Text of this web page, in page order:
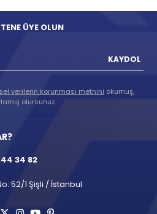
ÜYE OLUN
KAYDOL
verilerin korunması metnini okumuş,
olursunuz.
34 82
52/1 Şişli / İstanbul